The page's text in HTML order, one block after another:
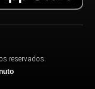
reservados.